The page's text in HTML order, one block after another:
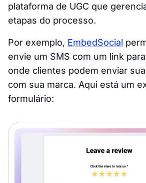
plataforma de UGC que
etapas do processo.
Por exemplo, EmbedSocial
envie um SMS com um link
onde clientes podem enviar
com sua marca. Aqui está um
formulário: